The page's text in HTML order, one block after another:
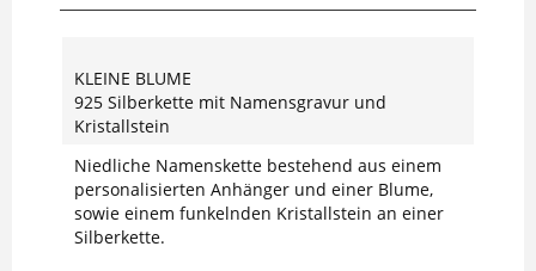
KLEINE BLUME
925 Silberkette mit Namensgravur und
Kristallstein
Niedliche Namenskette bestehend aus einem
personalisierten Anhänger und einer Blume,
sowie einem funkelnden Kristallstein an einer
Silberkette.